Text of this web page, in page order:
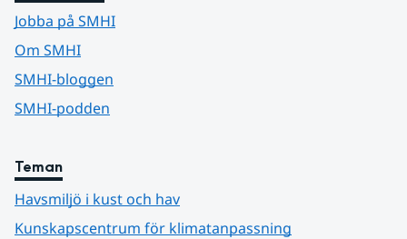
Jobba på SMHI
Om SMHI
SMHI-bloggen
SMHI-podden
Teman
Havsmiljö i kust och hav
Kunskapscentrum för klimatanpassning